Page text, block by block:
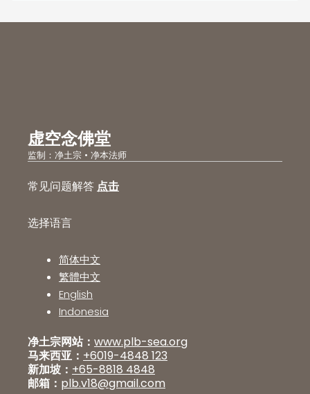
虚空念佛堂
监制：净土宗 • 净本法师
常见问题解答 点击
选择语言
简体中文
繁體中文
English
Indonesia
净土宗网站： www.plb-sea.org
马来西亚： +6019-4848 123
新加坡： +65-8818 4848
邮箱： plb.v18@gmail.com